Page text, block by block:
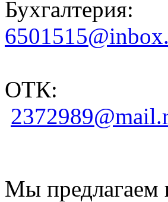
Бухгалтерия:
ОТК:
Мы предлагаем